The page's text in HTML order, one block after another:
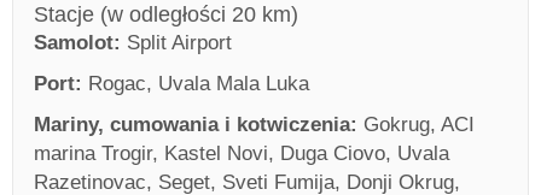
Stacje (w odległości 20 km)
Samolot: Split Airport
Port: Rogac, Uvala Mala Luka
Mariny, cumowania i kotwiczenia: Gokrug, ACI
marina Trogir, Kastel Novi, Duga Ciovo, Uvala
Razetinovac, Seget, Sveti Fumija, Donji Okrug,